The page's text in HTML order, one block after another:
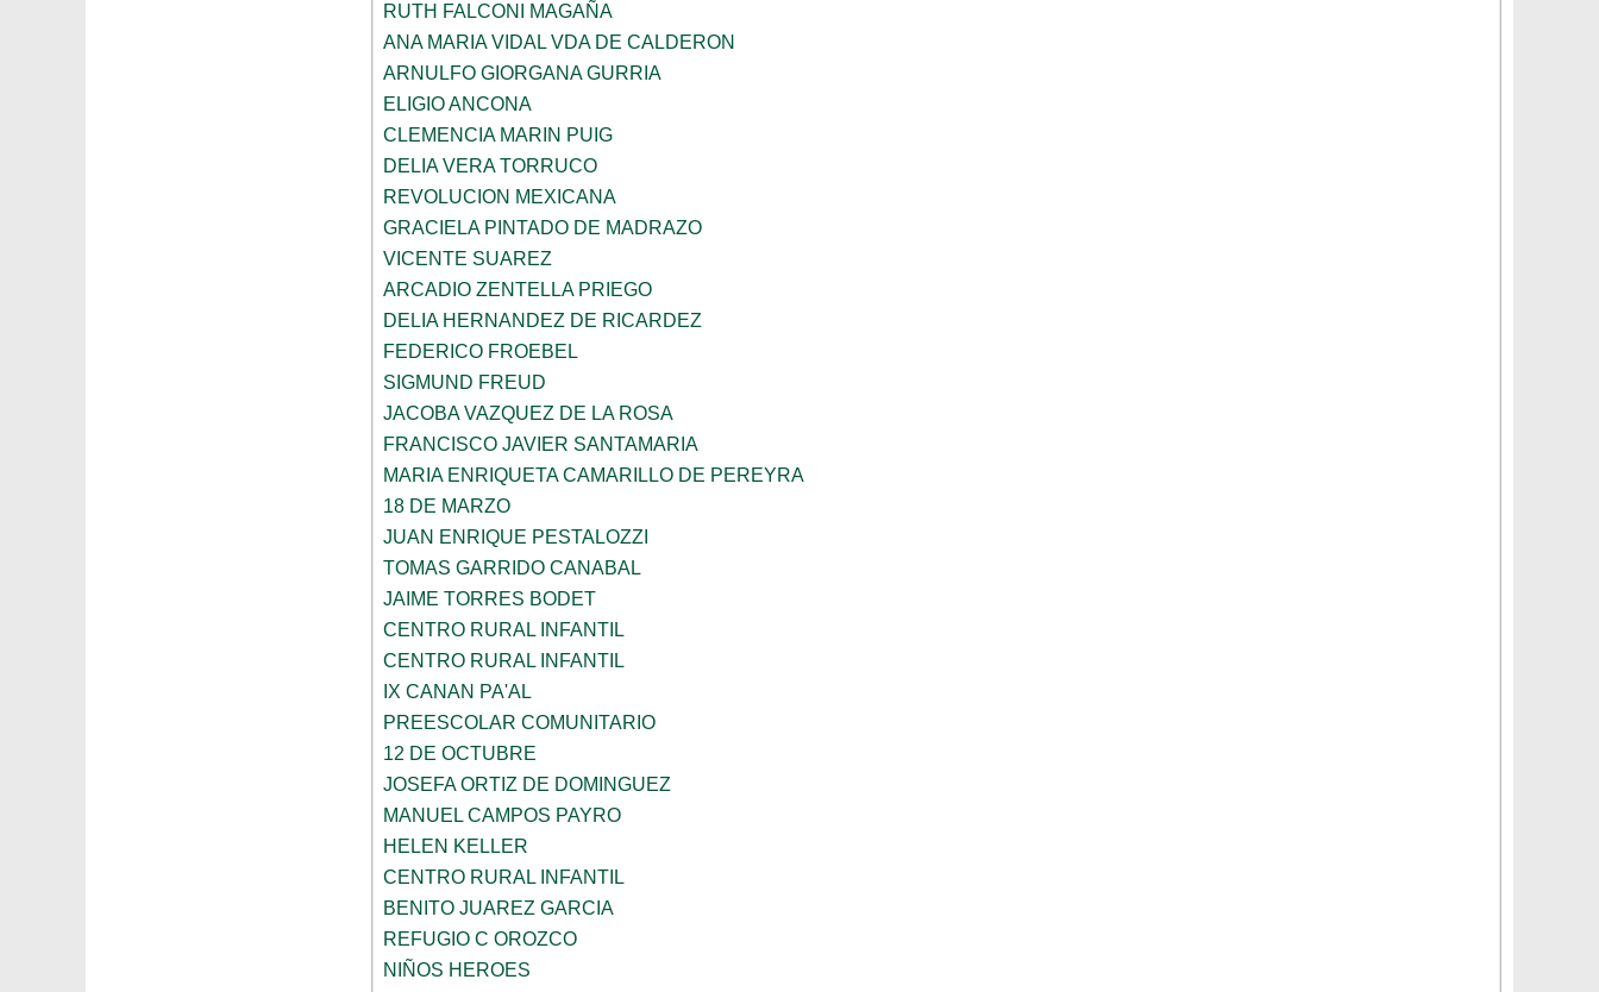
RUTH FALCONI MAGAÑA
ANA MARIA VIDAL VDA DE CALDERON
ARNULFO GIORGANA GURRIA
ELIGIO ANCONA
CLEMENCIA MARIN PUIG
DELIA VERA TORRUCO
REVOLUCION MEXICANA
GRACIELA PINTADO DE MADRAZO
VICENTE SUAREZ
ARCADIO ZENTELLA PRIEGO
DELIA HERNANDEZ DE RICARDEZ
FEDERICO FROEBEL
SIGMUND FREUD
JACOBA VAZQUEZ DE LA ROSA
FRANCISCO JAVIER SANTAMARIA
MARIA ENRIQUETA CAMARILLO DE PEREYRA
18 DE MARZO
JUAN ENRIQUE PESTALOZZI
TOMAS GARRIDO CANABAL
JAIME TORRES BODET
CENTRO RURAL INFANTIL
CENTRO RURAL INFANTIL
IX CANAN PA'AL
PREESCOLAR COMUNITARIO
12 DE OCTUBRE
JOSEFA ORTIZ DE DOMINGUEZ
MANUEL CAMPOS PAYRO
HELEN KELLER
CENTRO RURAL INFANTIL
BENITO JUAREZ GARCIA
REFUGIO C OROZCO
NIÑOS HEROES